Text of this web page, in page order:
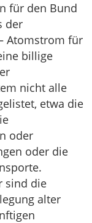
für den Bund
der
Atomstrom für
billige
nicht alle
etwa die
oder
oder die
sind die
alter